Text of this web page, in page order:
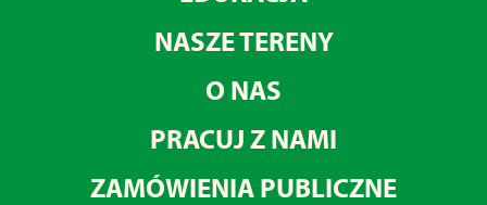
NASZE TERENY
O NAS
PRACUJ Z NAMI
ZAMÓWIENIA PUBLICZNE